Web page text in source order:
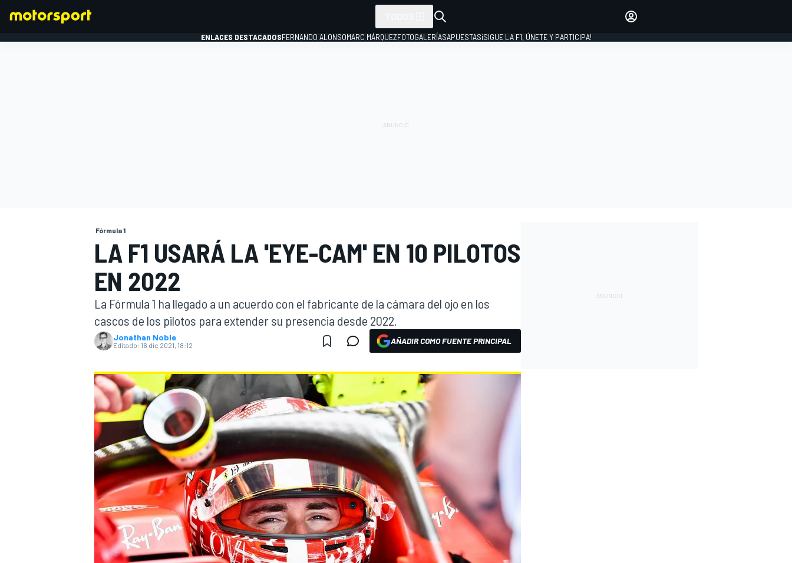
WEC FÓRMULA E
ENLACES DESTACADOSFERNANDO ALONSOMARC MÁRQUEZFOTOGALERÍASAPUESTAS¡SIGUE LA F1, ÚNETE Y PARTICIPA!
Fórmula 1
LA F1 USARÁ LA 'EYE-CAM' EN 10 PILOTOS
EN 2022
La Fórmula 1 ha llegado a un acuerdo con el fabricante de la cámara del ojo en los
cascos de los pilotos para extender su presencia desde 2022.
Jonathan Noble
Editado: 16 dic 2021, 18:12 AÑADIR COMO FUENTE PRINCIPAL